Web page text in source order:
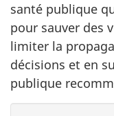
santé publique
pour sauver des
limiter la
décisions et en
publique